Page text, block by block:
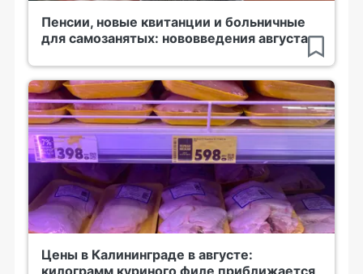
Пенсии, новые квитанции и больничные
для самозанятых: нововведения августа
Цены в Калининграде в августе:
килограмм куриного филе приближается